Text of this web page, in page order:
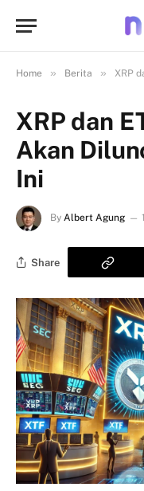
Home » Berita » XRP
XRP dan
Akan
Ini
By Albert Agung
Share